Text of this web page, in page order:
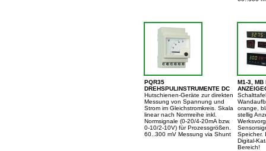
PQR35
DREHSPULINSTRUMENTE DC
Hutschienen-Geräte zur direkten
Messung von Spannung und
Strom im Gleichstromkreis. Skala
linear nach Normreihe inkl.
Normsignale (0-20/4-20mA bzw.
0-10/2-10V) für Prozessgrößen.
60..300 mV Messung via Shunt
M1-3, MB
orange,
stellig
Speicher.
Digital-
Bereich!